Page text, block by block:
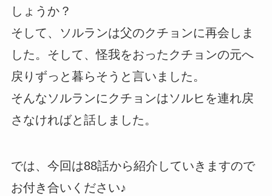
しょうか？
そして、ソルランは父のクチョンに再会しま
した。そして、怪我をおったクチョンの元へ
戻りずっと暮らそうと言いました。
そんなソルランにクチョンはソルヒを連れ戻
さなければと話しました。
では、今回は88話から紹介していきますので
お付き合いください♪